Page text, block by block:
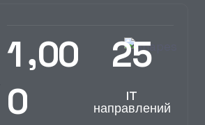
1,00
0
25
IT
направлений